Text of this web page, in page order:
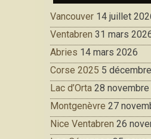
Vancouver 14 juillet
Ventabren 31 mars
Abries 14 mars 2026
Corse 2025 5
Lac d’Orta 28
Montgenèvre 27
Nice Ventabren 26